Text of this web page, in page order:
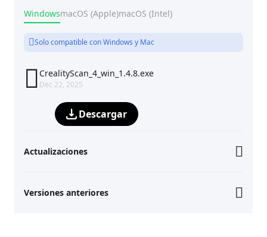
WindowsmacOS (Apple)macOS (Intel)
Solo compatible con Windows y Mac
 CrealityScan_4_win_1.4.8.exe
Dec 22, 2025
Descargar
Actualizaciones
Versiones anteriores